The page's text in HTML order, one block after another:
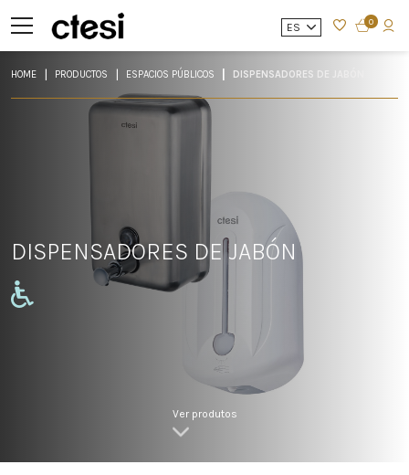
ES 0
HOME PRODUCTOS ESPACIOS PÚBLICOS DISPENSADORES DE JABÓN
DISPENSADORES DE JABÓN
Ver produtos